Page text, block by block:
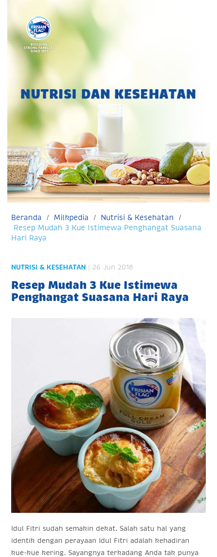
BUILDING
STRONG FAMILIES
SINCE 1871
Beranda Milkpedia
Nutrisi & Kesehatan
Resep Mudah 3 Kue Istimewa Penghangat Suasana
Hari Raya
NUTRISI & KESEHATAN | 26 Jun 2018
Resep Mudah 3 Kue Istimewa
Penghangat Suasana Hari Raya
Idul Fitri sudah semakin dekat. Salah satu hal yang
identik dengan perayaan Idul Fitri adalah kehadiran
kue-kue kering. Sayangnya terkadang Anda tak punya